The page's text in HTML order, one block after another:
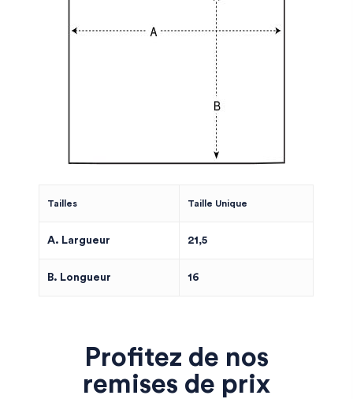
Tailles Taille Unique
A. Largueur 21,5
B. Longueur 16
Profitez de nos
remises de prix